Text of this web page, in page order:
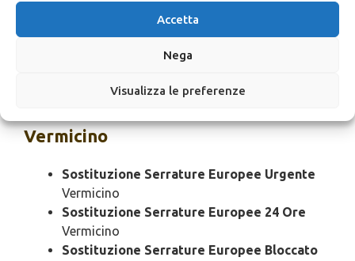
Accetta
Nega
Visualizza le preferenze
Vermicino
Sostituzione Serrature Europee Urgente
Vermicino
Sostituzione Serrature Europee 24 Ore
Vermicino
Sostituzione Serrature Europee Bloccato